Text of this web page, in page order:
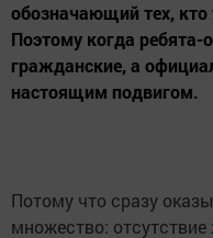
обозначающий тех, кто
Поэтому когда
гражданские, а
настоящим подвигом.
Потому что сразу
множество: